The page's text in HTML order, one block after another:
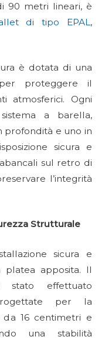
90 metri lineari, è
di tipo EPAL,
è dotata di una
proteggere il
atmosferici. Ogni
a barella,
profondità e uno in
sicura e
sul retro di
l’integrità
Strutturale
sicura e
platea apposita. Il
stato effettuato
per la
da 16 centimetri e
una stabilità